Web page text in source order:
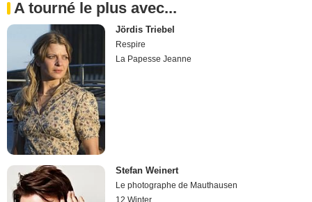
A tourné le plus avec...
Jördis Triebel
Respire
La Papesse Jeanne
Stefan Weinert
Le photographe de Mauthausen